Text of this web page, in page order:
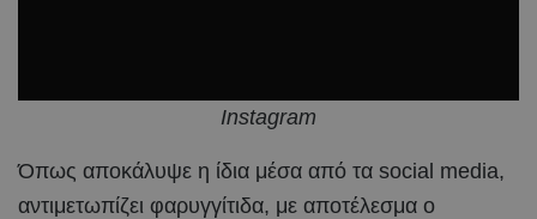
Ιnstagram
Όπως αποκάλυψε η ίδια μέσα από τα social media,
αντιμετωπίζει φαρυγγίτιδα, με αποτέλεσμα ο